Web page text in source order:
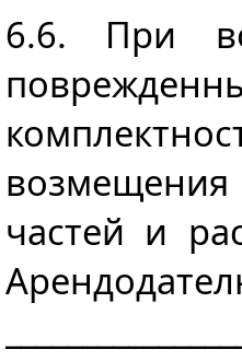
6.6. При
частей и